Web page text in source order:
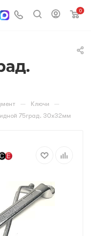
0
— Ключи —
75град. 30х32мм